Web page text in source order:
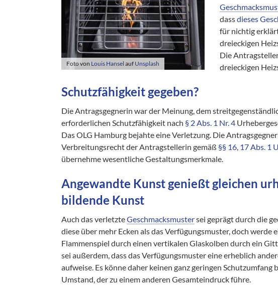
Foto von Louis Hansel auf Unsplash
dassdieses
für nichtig
dreieckigen
Die
dreieckigen
Schutzfähigkeit gegeben?
Die Antragsgegnerin war der Meinung, dem
erforderlichen Schutzfähigkeit nach § 2 Abs. 1 Nr. 4
Das OLG Hamburg bejahte eine Verletzung. Die
Verbreitungsrecht der Antragstellerin gemäß §§ 16, 17 Abs. 1
übernehme wesentliche Gestaltungsmerkmale.
Angewandte Kunst genießt gleichen
bildende Kunst
Auch das verletzteGeschmacksmustersei geprägt durch die
diese über mehr Ecken als das Verfügungsmuster, doch
Flammenspiel durch einen vertikalen Glaskolben durch ein
sei außerdem, dass das Verfügungsmuster eine erheblich
aufweise. Es könne daher keinen ganz geringen Schutzumfang
Umstand, der zu einem anderen Gesamteindruck führe.